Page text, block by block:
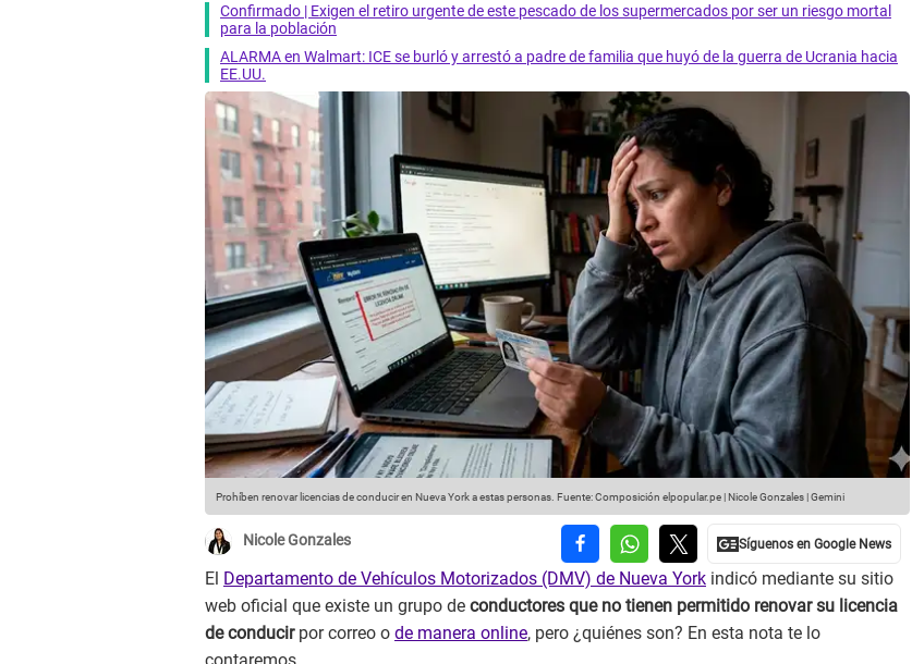
Confirmado | Exigen el retiro urgente de este pescado de los supermercados por ser un riesgo mortal
para la población
ALARMA en Walmart: ICE se burló y arrestó a padre de familia que huyó de la guerra de Ucrania hacia
EE.UU.
Prohíben renovar licencias de conducir en Nueva York a estas personas. Fuente: Composición elpopular.pe | Nicole Gonzales | Gemini
Nicole Gonzales
El Departamento de Vehículos Motorizados (DMV) de Nueva York indicó mediante su sitio
web oficial que existe un grupo de conductores que no tienen permitido renovar su licencia
de conducirpor correo o de manera online, pero ¿quiénes son? En esta nota te lo